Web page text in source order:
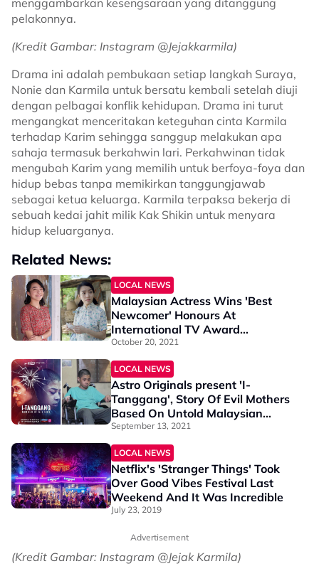
pelakonnya.
(Kredit Gambar: Instagram @Jejakkarmila)
Drama ini adalah pembukaan setiap langkah Suraya,
Nonie dan Karmila untuk bersatu kembali setelah diuji
dengan pelbagai konflik kehidupan. Drama ini turut
mengangkat menceritakan keteguhan cinta Karmila
terhadap Karim sehingga sanggup melakukan apa
sahaja termasuk berkahwin lari. Perkahwinan tidak
mengubah Karim yang memilih untuk berfoya-foya dan
hidup bebas tanpa memikirkan tanggungjawab
sebagai ketua keluarga. Karmila terpaksa bekerja di
sebuah kedai jahit milik Kak Shikin untuk menyara
hidup keluarganya.
Related News:
LOCAL NEWS
Malaysian Actress Wins 'Best
Newcomer' Honours At
International TV Award
Ceremony
October 20, 2021
LOCAL NEWS
Astro Originals present 'I-
Tanggang', Story Of Evil Mothers
Based On Untold Malaysian
Stories
September 13, 2021
LOCAL NEWS
Netflix's 'Stranger Things' Took
Over Good Vibes Festival Last
Weekend And It Was Incredible
July 23, 2019
Advertisement
(Kredit Gambar: Instagram @Jejak Karmila)